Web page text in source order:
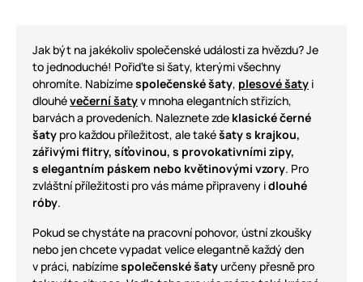
Jak být na jakékoliv společenské události za hvězdu? Je
to jednoduché! Pořiďte si šaty, kterými všechny
ohromíte. Nabízímespolečenské šaty, plesové šaty i
dlouhévečerní šatyv mnoha elegantních střizích,
barvách a provedeních. Naleznete zde klasické černé
šaty pro každou příležitost, ale takéšaty s krajkou,
zářivými flitry, síťovinou, s provokativními zipy,
s elegantním páskem nebo květinovými vzory. Pro
zvláštní příležitosti pro vás máme připraveny idlouhé
róby.
Pokud se chystáte na pracovní pohovor, ústní zkoušky
nebo jen chcete vypadat velice elegantně každý den
v práci, nabízímespolečenské šatyurčeny přesně pro